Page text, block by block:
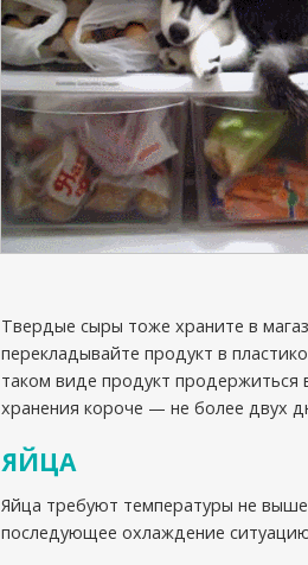
Твердые сыры тоже храните в
перекладывайте продукт в
таком виде продукт продержиться
хранения короче — не более двух
ЯЙЦА
Яйца требуют температуры не
последующее охлаждение